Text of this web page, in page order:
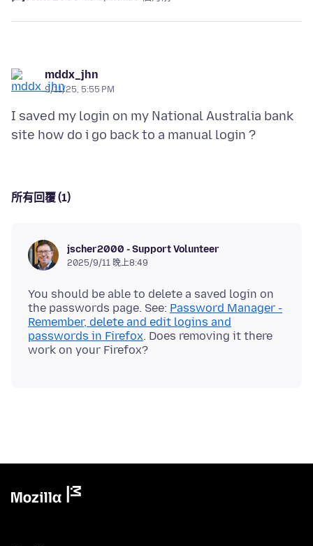
mddx_jhn
9/11/25, 5:55 PM
I saved my login on my National Australia bank
所有回覆 (1)
jscher2000 - Support Volunteer
2025/9/11 晚上8:49
You should be able to delete a saved login on
the passwords page. See: Password Manager -
Remember, delete and edit logins and
passwords in Firefox. Does removing it there